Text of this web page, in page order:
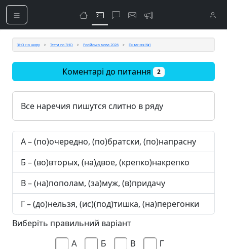
ЗНО на шару Тести по ЗНО Російська мова 2026 Питання №1
Коментарі до питання 2
Все наречия пишутся слитно в ряду
А – (по)очередно, (по)братски, (по)напрасну
Б – (во)вторых, (на)двое, (крепко)накрепко
В – (на)пополам, (за)муж, (в)придачу
Г – (до)нельзя, (ис)(под)тишка, (на)перегонки
Виберіть правильний варіант
А Б В Г